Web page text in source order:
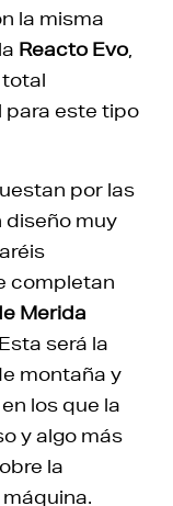
la misma
Reacto Evo,
para este tipo
por las
diseño muy
completan
Merida
será la
montaña y
los que la
y algo más
la